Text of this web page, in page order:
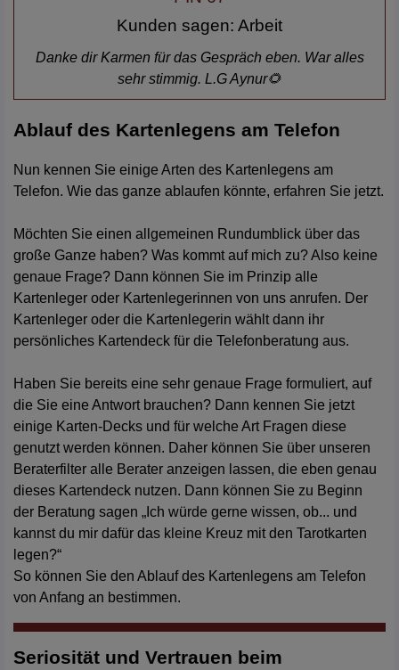
Kunden sagen: Arbeit
Danke dir Karmen für das Gespräch eben. War alles
sehr stimmig. L.G Aynur🌻
Ablauf des Kartenlegens am Telefon
Nun kennen Sie einige Arten des Kartenlegens am
Telefon. Wie das ganze ablaufen könnte, erfahren Sie jetzt.
Möchten Sie einen allgemeinen Rundumblick über das
große Ganze haben? Was kommt auf mich zu? Also keine
genaue Frage? Dann können Sie im Prinzip alle
Kartenleger oder Kartenlegerinnen von uns anrufen. Der
Kartenleger oder die Kartenlegerin wählt dann ihr
persönliches Kartendeck für die Telefonberatung aus.
Haben Sie bereits eine sehr genaue Frage formuliert, auf
die Sie eine Antwort brauchen? Dann kennen Sie jetzt
einige Karten-Decks und für welche Art Fragen diese
genutzt werden können. Daher können Sie über unseren
Beraterfilter alle Berater anzeigen lassen, die eben genau
dieses Kartendeck nutzen. Dann können Sie zu Beginn
der Beratung sagen „Ich würde gerne wissen, ob... und
kannst du mir dafür das kleine Kreuz mit den Tarotkarten
legen?“
So können Sie den Ablauf des Kartenlegens am Telefon
von Anfang an bestimmen.
Seriosität und Vertrauen beim